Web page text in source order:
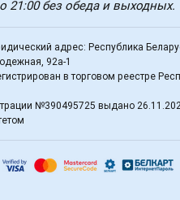
21:00 без обеда и выходных.
адрес: Республика
92а-1
в торговом реестре
№390495725 выдано